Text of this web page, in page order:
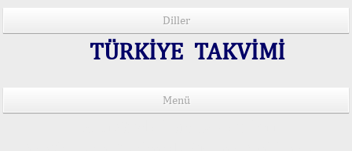
Diller
TÜRKİYE TAKVİMİ
Menü